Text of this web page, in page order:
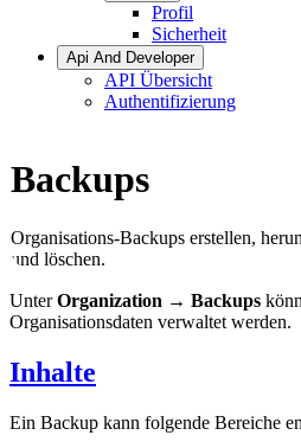
Profil
Sicherheit
Api And Developer
API Übersicht
Authentifizierung
Backups
Organisations-Backups erstellen,
und löschen.
UnterOrganization → Backups
Organisationsdaten verwaltet werden.
Inhalte
Ein Backup kann folgende Bereiche